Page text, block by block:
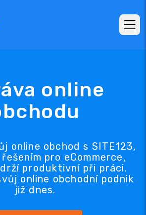
online
online obchod s SITE123,
pro eCommerce,
produktivní při práci.
online obchodní podnik
již dnes.